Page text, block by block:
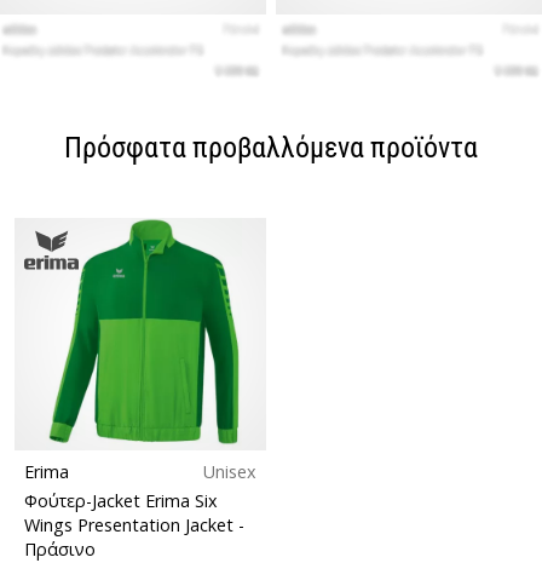
Πρόσφατα προβαλλόμενα προϊόντα
Erima
Unisex
Φούτερ-Jacket Erima Six
Wings Presentation Jacket -
Πράσινο